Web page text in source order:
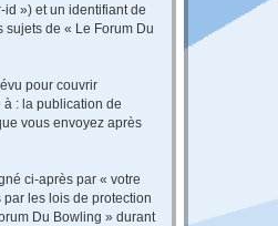
») et un identifiant de
de « Le Forum Du
pour couvrir
à : la publication de
vous envoyez après
ci-après par « votre
les lois de protection
Du Bowling » durant